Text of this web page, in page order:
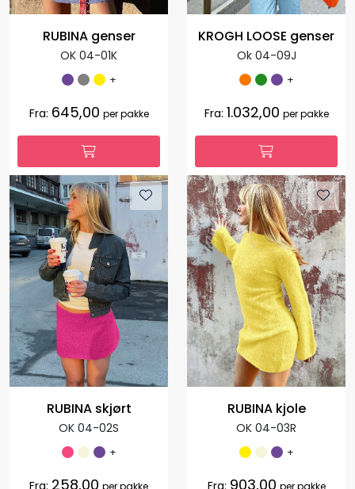
RUBINA genser
OK 04-01K
+
Fra: 645,00 per pakke
KROGH LOOSE genser
Ok 04-09J
+
Fra: 1.032,00 per pakke
RUBINA skjørt
OK 04-02S
+
Fra: 258,00 per pakke
RUBINA kjole
OK 04-03R
+
Fra: 903,00 per pakke